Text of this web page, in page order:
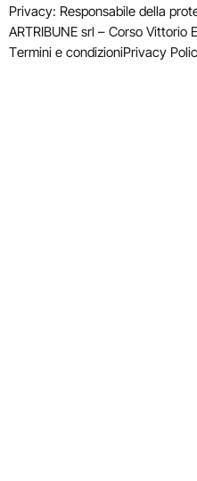
Privacy: Responsabile della
ARTRIBUNE srl – Corso Vittorio
Termini e condizioniPrivacy